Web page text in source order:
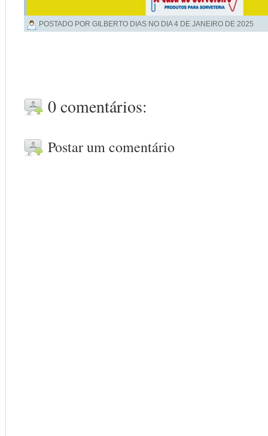
POSTADO POR GILBERTO DIAS NO DIA4 DE JANEIRO DE 2025
0 comentários:
Postar um comentário